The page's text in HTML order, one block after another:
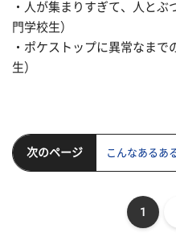
・人が集まりすぎて、人と
門学校生）
・ポケストップに異常なま
生）
次のページ こんなあるあ
1